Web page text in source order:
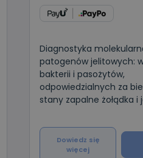
Diagnostyka
patogenów jelitowych:
bakterii i pasożytów,
odpowiedzialnych za
stany zapalne żołądka i
ciężką lub przewlekłą
Doskonała również po
zagranicznych.
Dowiedz się
więcej